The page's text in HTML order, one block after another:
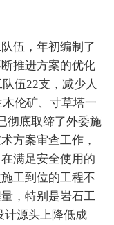
伍，年初编制了
推进方案的优化
伍22支，减少人
伦矿、寸草塔一
彻底取缔了外委施
方案审查工作，
满足安全使用的
工到位的工程不
，特别是岩石工
计源头上降低成